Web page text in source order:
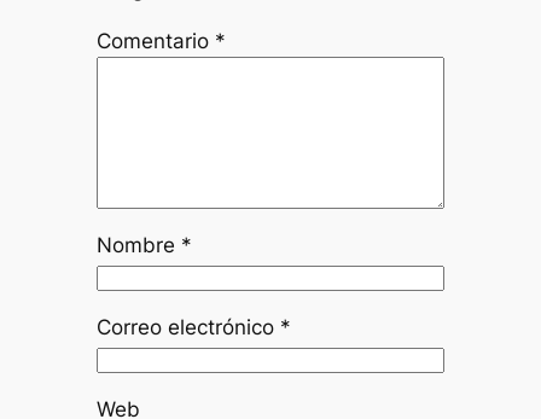
Comentario *
Nombre *
Correo electrónico *
Web